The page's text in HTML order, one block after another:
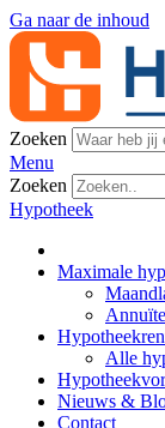
Ga naar de inhoud
Zoeken
Menu
Zoeken
Hypotheek
Maximale
Alle
Nieuws &
Contact